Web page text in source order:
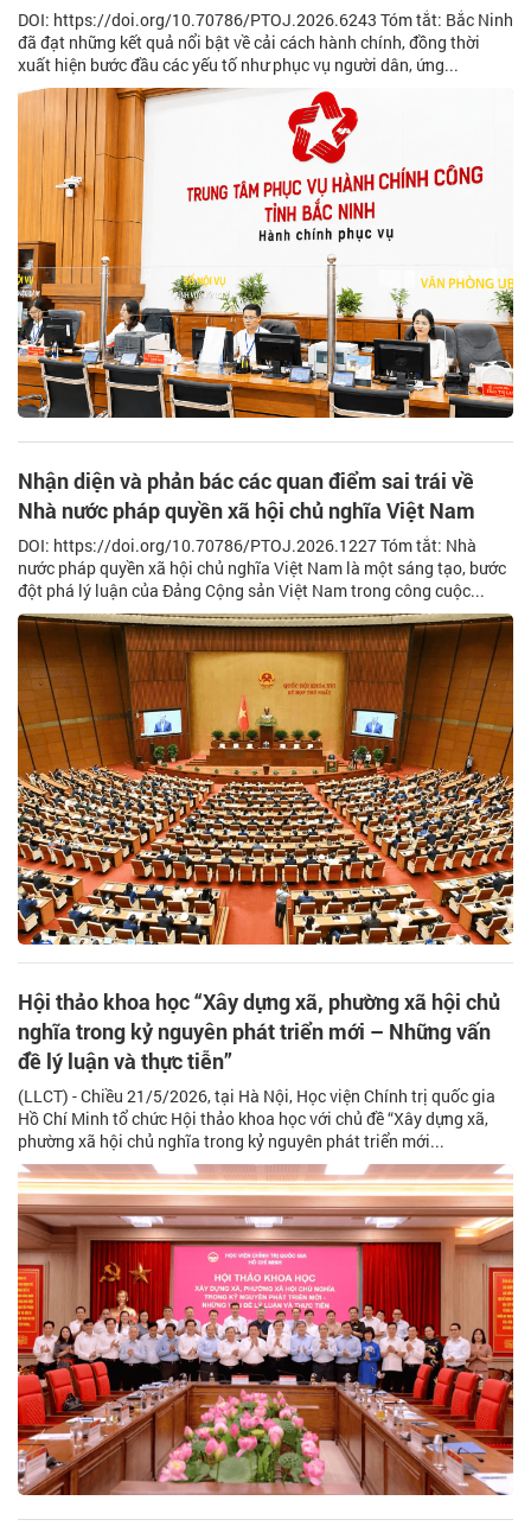
DOI: https://doi.org/10.70786/PTOJ.2026.6243 Tóm tắt: Bắc Ninh
đã đạt những kết quả nổi bật về cải cách hành chính, đồng thời
xuất hiện bước đầu các yếu tố như phục vụ người dân, ứng...
Nhận diện và phản bác các quan điểm sai trái về
Nhà nước pháp quyền xã hội chủ nghĩa Việt Nam
DOI: https://doi.org/10.70786/PTOJ.2026.1227 Tóm tắt: Nhà
nước pháp quyền xã hội chủ nghĩa Việt Nam là một sáng tạo, bước
đột phá lý luận của Đảng Cộng sản Việt Nam trong công cuộc...
Hội thảo khoa học “Xây dựng xã, phường xã hội chủ
nghĩa trong kỷ nguyên phát triển mới – Những vấn
đề lý luận và thực tiễn”
(LLCT) - Chiều 21/5/2026, tại Hà Nội, Học viện Chính trị quốc gia
Hồ Chí Minh tổ chức Hội thảo khoa học với chủ đề “Xây dựng xã,
phường xã hội chủ nghĩa trong kỷ nguyên phát triển mới...